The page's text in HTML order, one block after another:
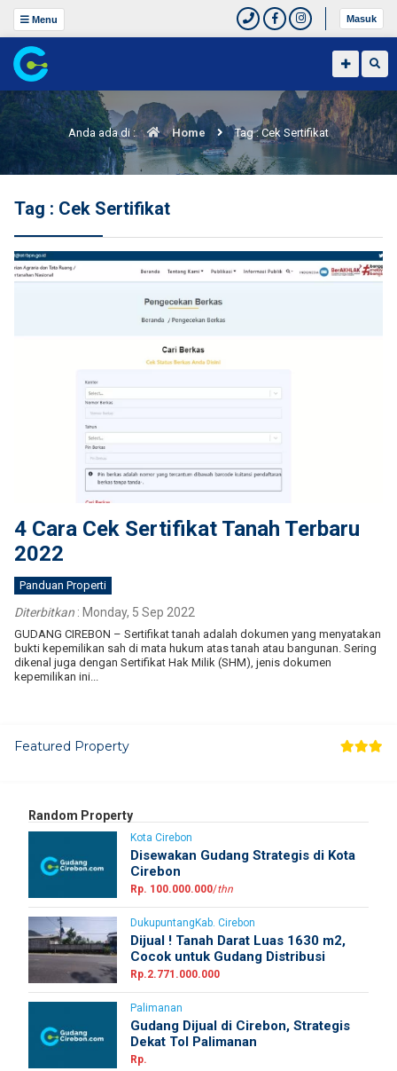
Menu Masuk
Anda ada di : Home Tag : Cek Sertifikat
Tag : Cek Sertifikat
4 Cara Cek Sertifikat Tanah Terbaru
2022
Panduan Properti
Diterbitkan : Monday, 5 Sep 2022
GUDANG CIREBON – Sertifikat tanah adalah dokumen yang menyatakan
bukti kepemilikan sah di mata hukum atas tanah atau bangunan. Sering
dikenal juga dengan Sertifikat Hak Milik (SHM), jenis dokumen
kepemilikan ini...
Featured Property
Random Property
Kota Cirebon
Disewakan Gudang Strategis di Kota
Cirebon
Rp. 100.000.000/thn
DukupuntangKab. Cirebon
Dijual ! Tanah Darat Luas 1630 m2,
Cocok untuk Gudang Distribusi
Rp.2.771.000.000
Palimanan
Gudang Dijual di Cirebon, Strategis
Dekat Tol Palimanan
Rp.